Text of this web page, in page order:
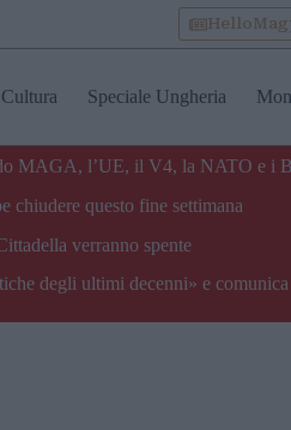
Cultura Speciale Ungheria
MAGA, l’UE, il V4, la NATO e i
chiudere questo fine settimana
verranno spente
degli ultimi decenni» e